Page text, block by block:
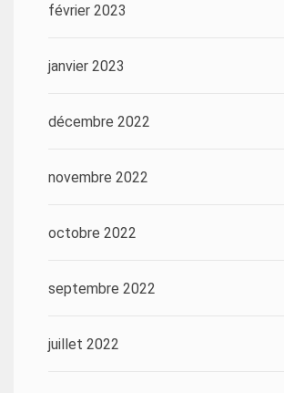
février 2023
janvier 2023
décembre 2022
novembre 2022
octobre 2022
septembre 2022
juillet 2022